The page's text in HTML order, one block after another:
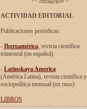
ACTIVIDAD EDITORIAL
Publicaciones periódicas:
- Iberoamérica, revista científica
trimestral (en español)
- Latinskaya America
(América Latina), revista científica y
sociopolítica mensual (en ruso)
LIBROS